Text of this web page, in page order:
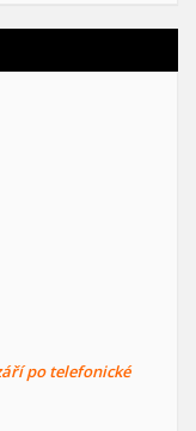
po telefonické